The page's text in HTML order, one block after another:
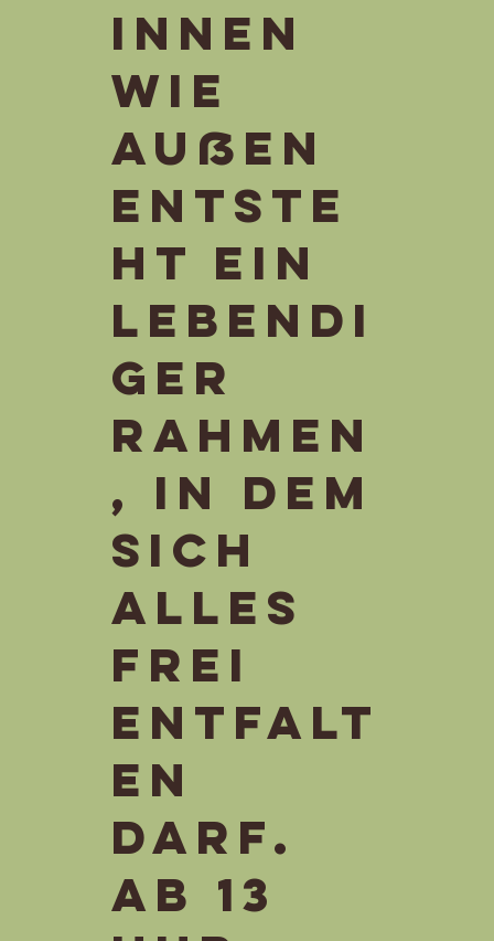
Innen
wie
außen
entste
ht ein
lebendi
ger
Rahmen
, in dem
sich
alles
frei
entfalt
en
darf.
Ab 13